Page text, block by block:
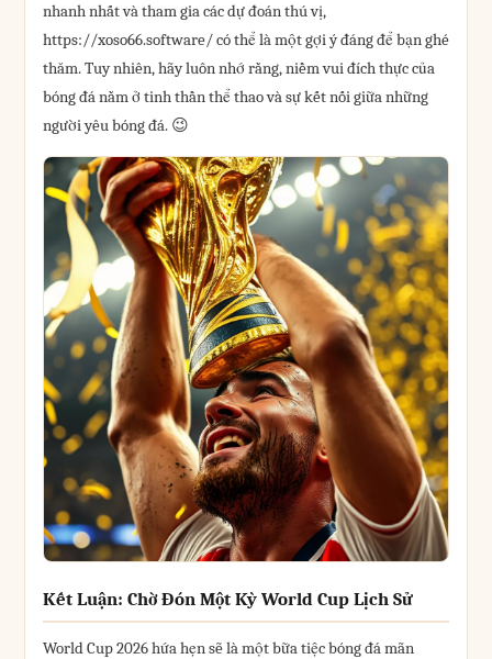
nhanh nhất và tham gia các dự đoán thú vị,
https://xoso66.software/ có thể là một gợi ý đáng để bạn ghé
thăm. Tuy nhiên, hãy luôn nhớ rằng, niềm vui đích thực của
bóng đá nằm ở tinh thần thể thao và sự kết nối giữa những
người yêu bóng đá. 😉
Kết Luận: Chờ Đón Một Kỳ World Cup Lịch Sử
World Cup 2026 hứa hẹn sẽ là một bữa tiệc bóng đá mãn